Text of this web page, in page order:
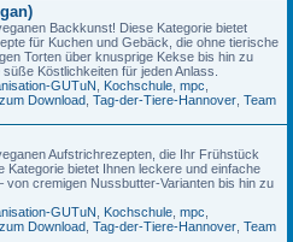
Backkunst! Diese Kategorie bietet
für Kuchen und Gebäck, die ohne tierische
Torten über knusprige Kekse bis hin zu
Köstlichkeiten für jeden Anlass.
GUTuN Kochschule mpc
Download Tag-der-Tiere-Hannover Team
Aufstrichrezepten, die Ihr Frühstück
Kategorie bietet Ihnen leckere und einfache
von cremigen Nussbutter-Varianten bis hin zu
GUTuN Kochschule mpc
Download Tag-der-Tiere-Hannover Team